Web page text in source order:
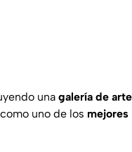
una galería de
uno de los mejores